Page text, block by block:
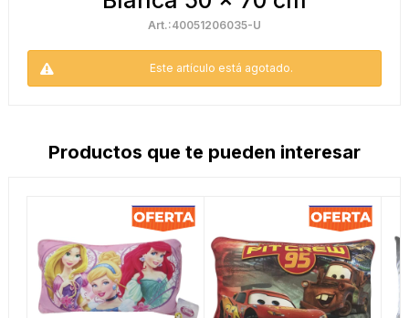
40051206035-U
Este artículo está agotado.
Productos que te pueden interesar